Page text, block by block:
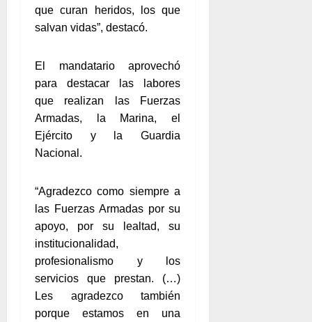
que curan heridos, los que
salvan vidas”, destacó.
El mandatario aprovechó
para destacar las labores
que realizan las Fuerzas
Armadas, la Marina, el
Ejército y la Guardia
Nacional.
“Agradezco como siempre a
las Fuerzas Armadas por su
apoyo, por su lealtad, su
institucionalidad,
profesionalismo y los
servicios que prestan. (…)
Les agradezco también
porque estamos en una